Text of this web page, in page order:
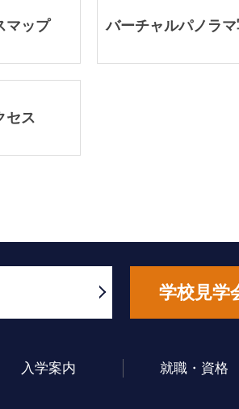
マップ バーチャルパノラ
セス
学校見学
入学案内 就職・資格